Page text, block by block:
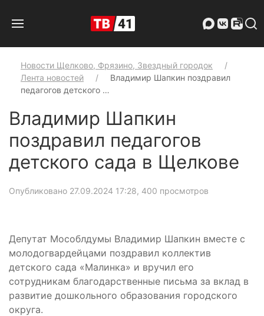
Новости Щелково, Фрязино, Звездный городок
Лента новостей
Владимир Шапкин поздравил
педагогов детского …
Владимир Шапкин
поздравил педагогов
детского сада в Щелкове
Опубликовано 27.09.2024 17:28, 400 просмотров
Депутат Мособлдумы Владимир Шапкин вместе с
молодогвардейцами поздравил коллектив
детского сада «Малинка» и вручил его
сотрудникам благодарственные письма за вклад в
развитие дошкольного образования городского
округа.